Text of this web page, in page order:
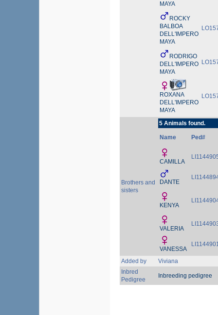
MAYA
ROCKY
BALBOA
DELL'IMPERO
MAYA
RODRIGO
DELL'IMPERO
MAYA
ROXANA
DELL'IMPERO
MAYA
Brothers and
sisters
5 Animals found.
Name Ped#
CAMILLA
DANTE
KENYA
VALERIA
VANESSA
Added by
Viviana
Inbred
Pedigree
Inbreeding pedigree